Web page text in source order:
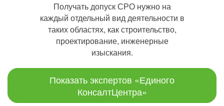
Получать допуск СРО нужно на
каждый отдельный вид деятельности в
таких областях, как строительство,
проектирование, инженерные
изыскания.
Показать экспертов «Единого
КонсалтЦентра»